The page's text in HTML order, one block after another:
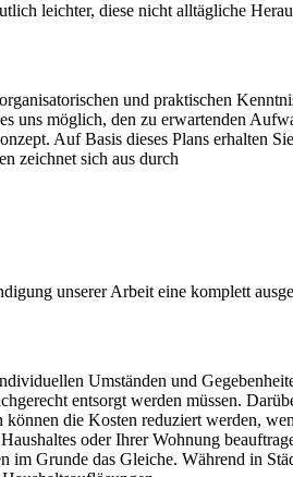
leichter, diese nicht alltägliche
und praktischen
uns möglich, den zu erwartenden
Auf Basis dieses Plans erhalten
zeichnet sich aus durch
unserer Arbeit eine komplett
Umständen und
entsorgt werden müssen.
die Kosten reduziert werden,
oder Ihrer Wohnung
Grunde das Gleiche. Während in